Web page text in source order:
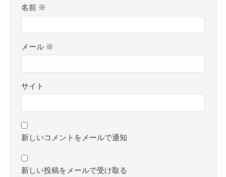
名前 ※
メール ※
サイト
新しいコメントをメールで通知
新しい投稿をメールで受け取る